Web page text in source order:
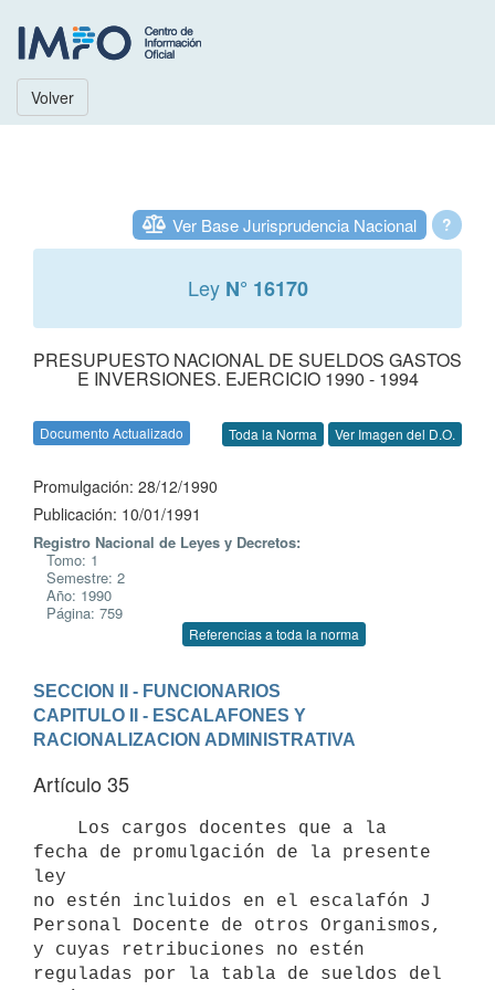
Volver
?
Ver Base Jurisprudencia Nacional
Ley N° 16170
PRESUPUESTO NACIONAL DE SUELDOS GASTOS
E INVERSIONES. EJERCICIO 1990 - 1994
Documento Actualizado Toda la Norma Ver Imagen del D.O.
Promulgación: 28/12/1990
Publicación: 10/01/1991
Registro Nacional de Leyes y Decretos:
Tomo: 1
Semestre: 2
Año: 1990
Página: 759
Referencias a toda la norma
SECCION II - FUNCIONARIOS
CAPITULO II - ESCALAFONES Y
RACIONALIZACION ADMINISTRATIVA
Artículo 35
fecha de promulgación de la presente
ley
no estén incluidos en el escalafón J
Personal Docente de otros Organismos,
y cuyas retribuciones no estén
reguladas por la tabla de sueldos del